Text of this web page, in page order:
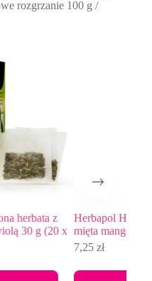
Herbapol Herbata na zimno
mięta mango, 36 g (20 x 1,8 g)